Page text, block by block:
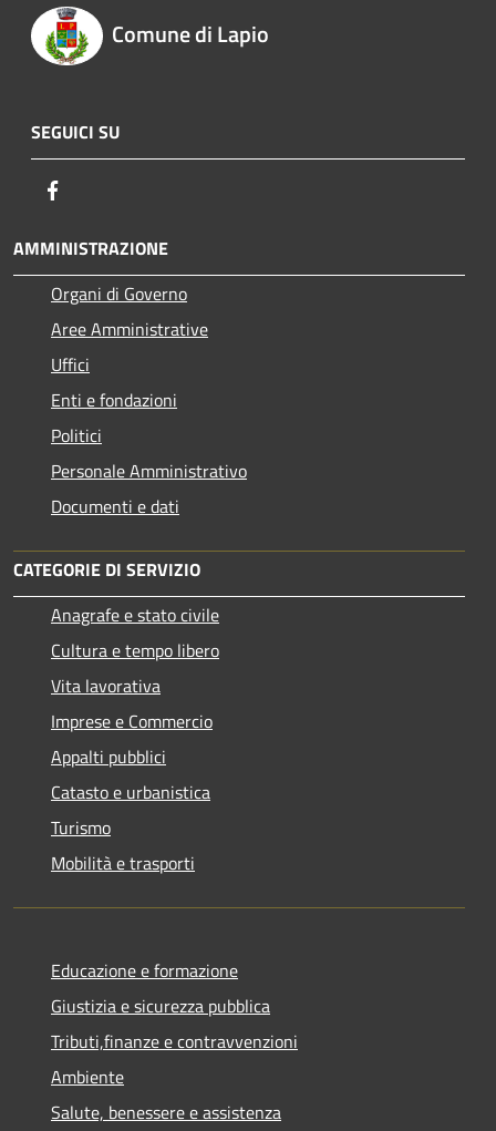
Comune di Lapio
SEGUICI SU
AMMINISTRAZIONE
Organi di Governo
Aree Amministrative
Uffici
Enti e fondazioni
Politici
Personale Amministrativo
Documenti e dati
CATEGORIE DI SERVIZIO
Anagrafe e stato civile
Cultura e tempo libero
Vita lavorativa
Imprese e Commercio
Appalti pubblici
Catasto e urbanistica
Turismo
Mobilità e trasporti
Educazione e formazione
Giustizia e sicurezza pubblica
Tributi,finanze e contravvenzioni
Ambiente
Salute, benessere e assistenza